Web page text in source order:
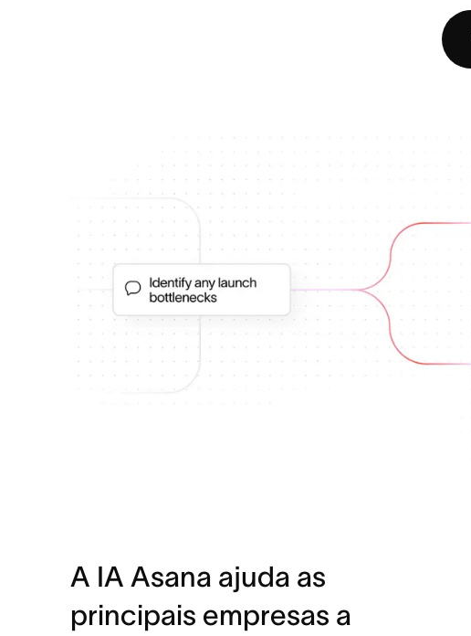
A IA Asana ajuda as
principais empresas a